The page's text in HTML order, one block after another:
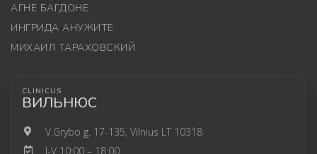
АГНЕ БАГДОНЕ
ИНГРИДА АНУЖИТЕ
МИХАИЛ ТАРАХОВСКИЙ
CLINICUS
ВИЛЬНЮС
V.Grybo g. 17-135, Vilnius LT 10318
I-V 10:00 – 18:00